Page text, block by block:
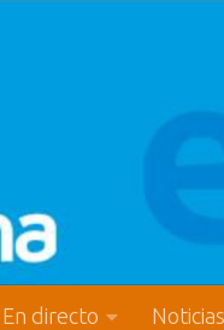
En directo Noticias